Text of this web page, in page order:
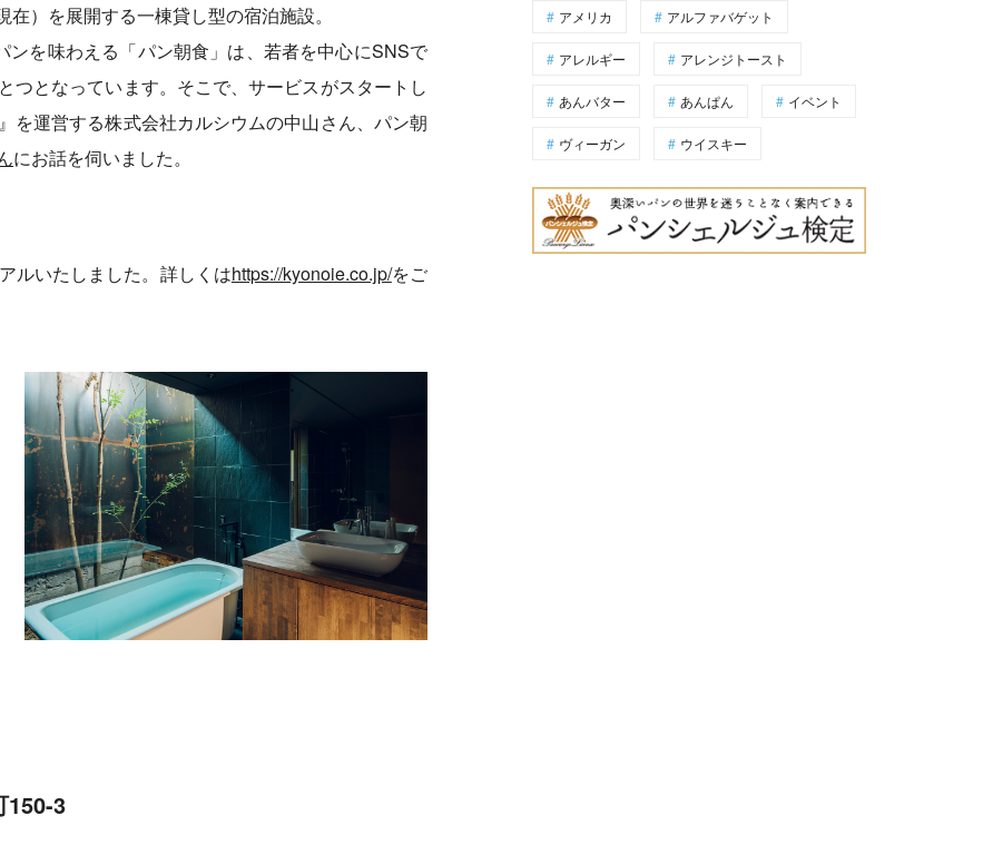
）を展開する一棟貸し型の宿泊施設。
ンを味わえる「パン朝食」は、若者を中心にSNSで
つとなっています。そこで、サービスがスタートし
を運営する株式会社カルシウムの中山さん、パン朝
にお話を伺いました。
ルいたしました。詳しくはhttps://kyonoie.co.jp/をご
150-3
アメリカ アルファバゲット
アレルギー アレンジトースト
あんバター あんぱん イベント
ヴィーガン ウイスキー